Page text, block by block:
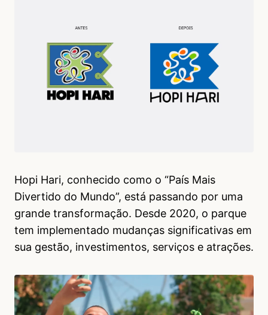
Hopi Hari, conhecido como o “País Mais
Divertido do Mundo”, está passando por uma
grande transformação. Desde 2020, o parque
tem implementado mudanças significativas em
sua gestão, investimentos, serviços e atrações.